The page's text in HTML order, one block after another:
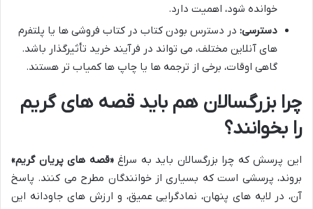
خوانده شود، اهمیت دارد.
دسترسی: در دسترس بودن کتاب در کتاب فروشی ها یا پلتفرم
های آنلاین مختلف، می تواند در فرآیند خرید تأثیرگذار باشد.
گاهی اوقات، برخی از ترجمه ها یا چاپ ها کمیاب تر هستند.
چرا بزرگسالان هم باید قصه های گریم
را بخوانند؟
این پرسش که چرا بزرگسالان باید به سراغ«قصه های پریان گریم»
بروند، پرسشی است که بسیاری از خوانندگان مطرح می کنند. پاسخ
آن، در لایه های پنهان، نمادگرایی عمیق، و ارزش های جاودانه این